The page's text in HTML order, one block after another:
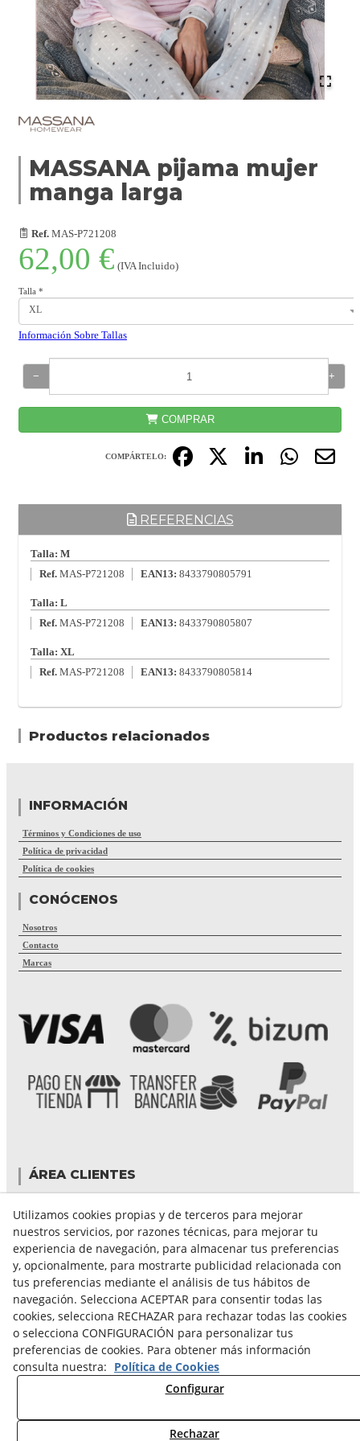
MASSANA pijama mujer
manga larga
Ref. MAS-P721208
62,00 € (IVA Incluido)
Talla *
XL
Información Sobre Tallas
− +
COMPRAR
COMPÁRTELO:
REFERENCIAS
Talla: M
Ref. MAS-P721208 EAN13: 8433790805791
Talla: L
Ref. MAS-P721208 EAN13: 8433790805807
Talla: XL
Ref. MAS-P721208 EAN13: 8433790805814
Productos relacionados
INFORMACIÓN
Términos y Condiciones de uso
Política de privacidad
Política de cookies
CONÓCENOS
Nosotros
Contacto
Marcas
ÁREA CLIENTES
Mis compras
Cambiar contraseña
Crear cuenta
Condiciones de compra
GUÍA DE COMPRA
FORMAS DE PAGO
FORMAS DE ENVÍO
Utilizamos cookies propias y de terceros para mejorar
nuestros servicios, por razones técnicas, para mejorar tu
experiencia de navegación, para almacenar tus preferencias
y, opcionalmente, para mostrarte publicidad relacionada con
tus preferencias mediante el análisis de tus hábitos de
navegación. Selecciona ACEPTAR para consentir todas las
cookies, selecciona RECHAZAR para rechazar todas las cookies
o selecciona CONFIGURACIÓN para personalizar tus
preferencias de cookies. Para obtener más información
consulta nuestra: Política de Cookies
Configurar
Rechazar